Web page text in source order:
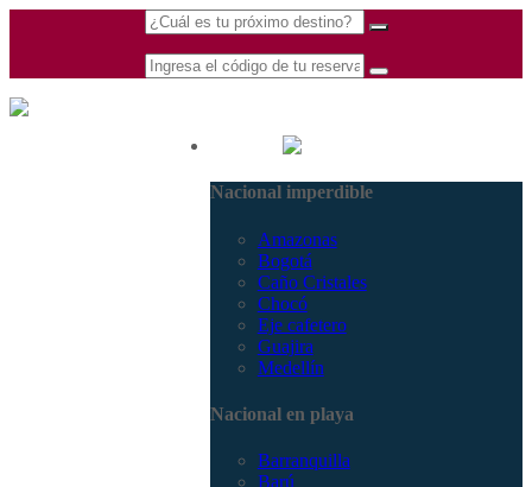
Nacional imperdible
Amazonas
Bogotá
Caño Cristales
Chocó
Eje cafetero
Guajira
Medellín
Nacional en playa
Barranquilla
Barú